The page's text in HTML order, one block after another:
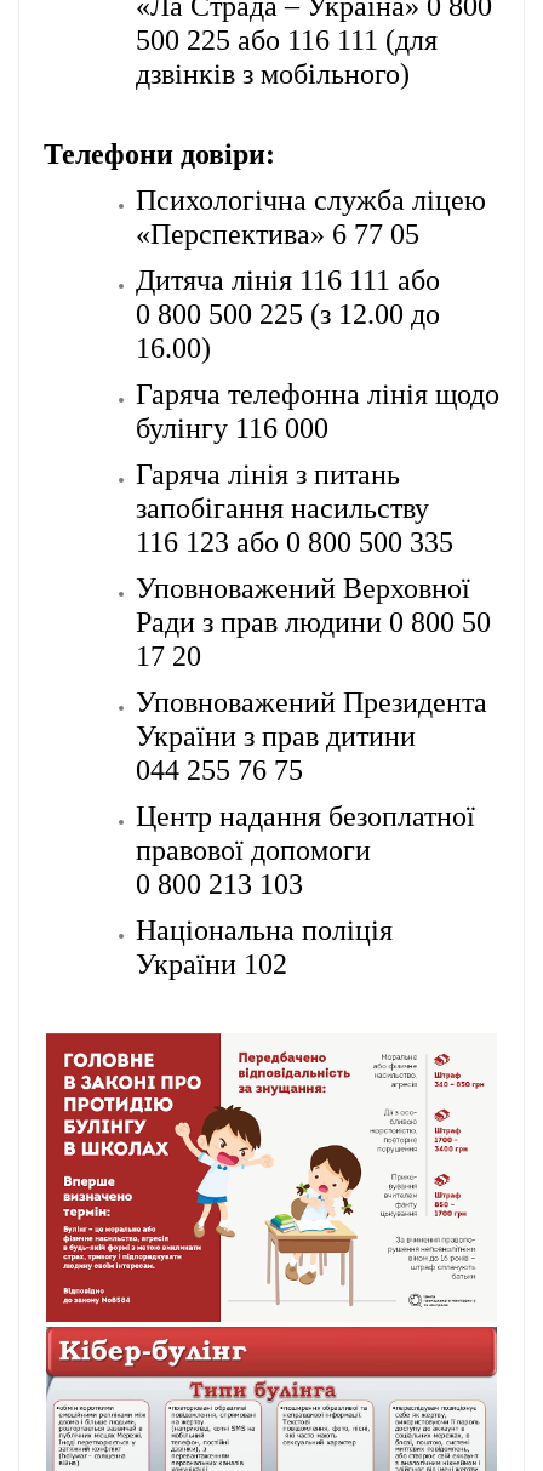
500 225 або 116 111 (для
дзвінків з мобільного)
Телефони довіри:
Психологічна служба ліцею
«Перспектива» 6 77 05
Дитяча лінія 116 111 або
0 800 500 225 (з 12.00 до
16.00)
Гаряча телефонна лінія щодо
булінгу 116 000
Гаряча лінія з питань
запобігання насильству
116 123 або 0 800 500 335
Уповноважений Верховної
Ради з прав людини 0 800 50
17 20
Уповноважений Президента
України з прав дитини
044 255 76 75
Центр надання безоплатної
правової допомоги
0 800 213 103
Національна поліція
України 102